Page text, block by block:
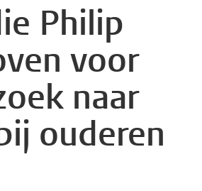
Philip
voor
naar
ouderen